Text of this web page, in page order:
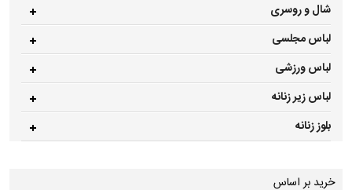
شال و روسری
لباس مجلسی
لباس ورزشی
لباس زیر زنانه
بلوز زنانه
خرید بر اساس